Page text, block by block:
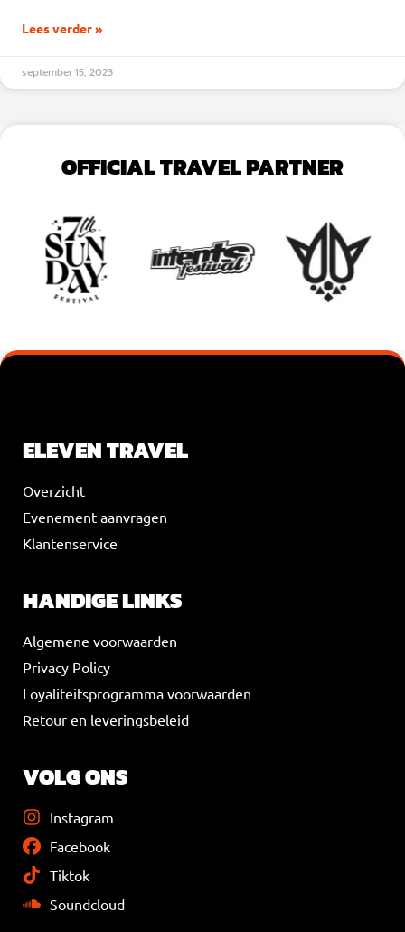
Lees verder »
september 15, 2023
OFFICIAL TRAVEL PARTNER
ELEVEN TRAVEL
Overzicht
Evenement aanvragen
Klantenservice
HANDIGE LINKS
Algemene voorwaarden
Privacy Policy
Loyaliteitsprogramma voorwaarden
Retour en leveringsbeleid
VOLG ONS
Instagram
Facebook
Tiktok
Soundcloud